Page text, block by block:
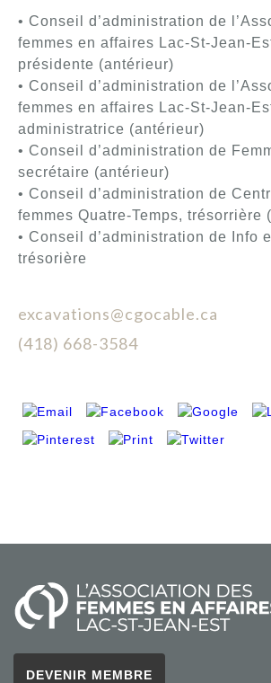
• Conseil d’administration de
femmes en affaires Lac-St-Jean-
présidente (antérieur)
• Conseil d’administration de
femmes en affaires Lac-St-Jean-
administratrice (antérieur)
• Conseil d’administration de
secrétaire (antérieur)
• Conseil d’administration de
femmes Quatre-Temps, trésorrière
• Conseil d’administration de Info
trésorière
excavations@cgocable.ca
(418) 668-3584
DEVENIR MEMBRE